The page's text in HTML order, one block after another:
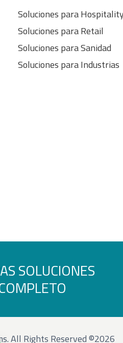
Soluciones para
Soluciones para Retail
Soluciones para Sanidad
Soluciones para Industrias
SOLUCIONES
All Rights Reserved ©2026